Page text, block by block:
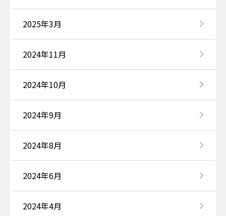
2025年3月
2024年11月
2024年10月
2024年9月
2024年8月
2024年6月
2024年4月